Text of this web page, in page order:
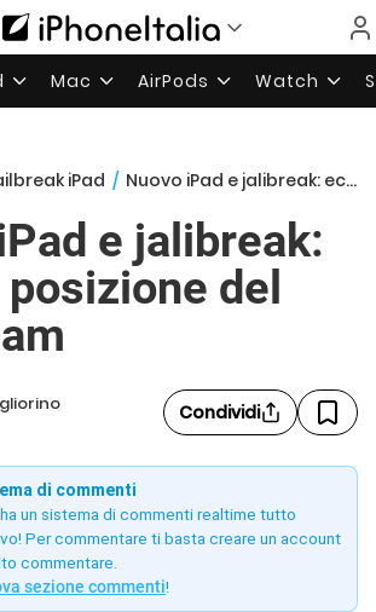
Mac AirPods Watch
iPad / Nuovo iPad e jalibreak: ecco la posizione del Dev-Team
e jalibreak:
del
Condividi
di commenti
un sistema di commenti realtime tutto
Per commentare ti basta creare un account
commentare.
sezione commenti!